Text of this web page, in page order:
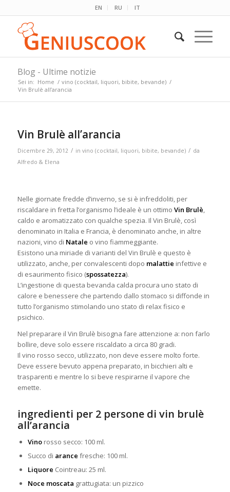
EN RU IT
Blog - Ultime notizie
Sei in: Home / vino (cocktail, liquori, bibite, bevande) /
Vin Brulè all’arancia
Vin Brulè all’arancia
Dicembre 29, 2012 / in vino (cocktail, liquori, bibite, bevande) / da
Alfredo & Elena
Nelle giornate fredde d’inverno, se si è infreddoliti, per
riscaldare in fretta l’organismo l’ideale è un ottimo Vin Brulè,
caldo e aromatizzato con qualche spezia. Il Vin Brulè, così
denominato in Italia e Francia, è denominato anche, in altre
nazioni, vino di Natale o vino fiammeggiante.
Esistono una miriade di varianti del Vin Brulè e questo è
utilizzato, anche, per convalescenti dopo malattie infettive e
di esaurimento fisico (spossatezza).
L’ingestione di questa bevanda calda procura uno stato di
calore e benessere che partendo dallo stomaco si diffonde in
tutto l’organismo stimolando uno stato di relax fisico e
psichico.
Nel preparare il Vin Brulè bisogna fare attenzione a: non farlo
bollire, deve solo essere riscaldato a circa 80 gradi.
Il vino rosso secco, utilizzato, non deve essere molto forte.
Deve essere bevuto appena preparato, in bicchieri alti e
trasparenti e mentre lo si beve respirarne il vapore che
emette.
ingredienti per 2 persone di vin brulè
all’arancia
Vinorosso secco: 100 ml.
Succo di arance fresche: 100 ml.
Liquore Cointreau: 25 ml.
Noce moscata grattugiata: un pizzico